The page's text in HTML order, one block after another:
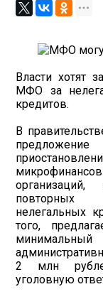
Власти хотят
МФО за
кредитов.
В
нелегальных
того,
2 млн
уголовную